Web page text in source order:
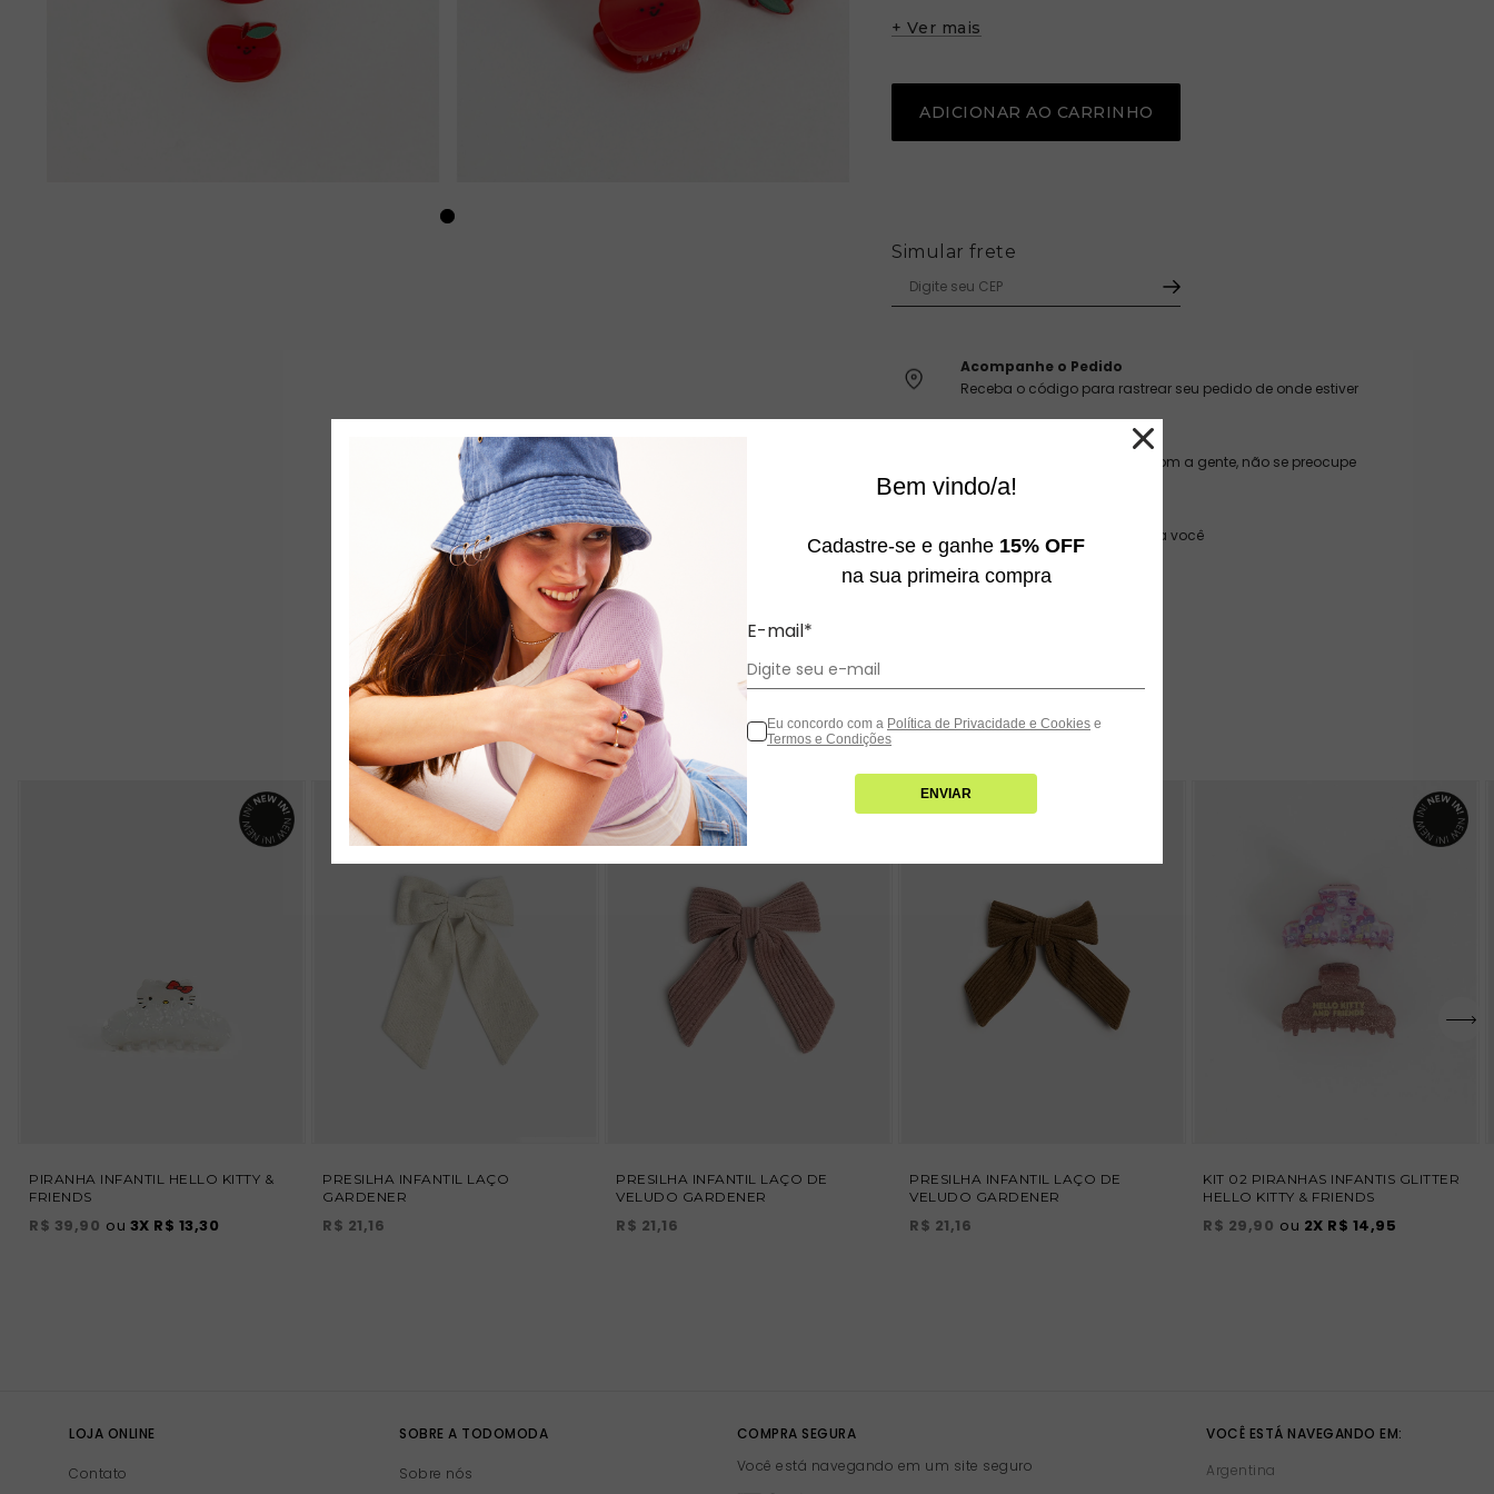
-
+ Ver mais
ADICIONAR AO CARRINHO
Simular frete
Acompanhe o Pedido
Receba o código para rastrear seu pedido de onde estiver
Seus dados estão seguros com a gente, não se preocupe
Fácil, rápido e sem custo para você
veja também
PIRANHA INFANTIL HELLO KITTY &
FRIENDS
R$ 39,90 ou 3X R$ 13,30
PRESILHA INFANTIL LAÇO
GARDENER
R$ 21,16
PRESILHA INFANTIL LAÇO DE
VELUDO GARDENER
R$ 21,16
PRESILHA INFANTIL LAÇO DE
VELUDO GARDENER
R$ 21,16
KIT 02 PIRANHAS INFANTIS GLITTER
HELLO KITTY & FRIENDS
R$ 29,90 ou 2X R$ 14,95
LOJA ONLINE
Contato
SOBRE A TODOMODA
Sobre nós
COMPRA SEGURA
Você está navegando em um site seguro
VOCÊ ESTÁ NAVEGANDO EM:
Argentina
Bem vindo/a!
Cadastre-se e ganhe 15% OFF
na sua primeira compra
E-mail*
Eu concordo com a Política de Privacidade e Cookies e
Termos e Condições
ENVIAR